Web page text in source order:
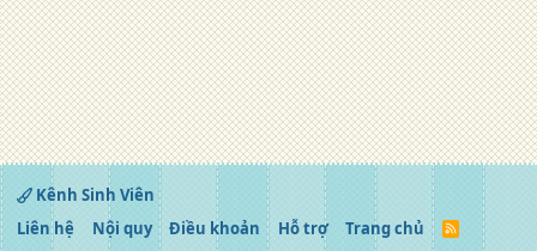
Kênh Sinh Viên
Liên hệ
Nội quy Điều khoản Hỗ trợ Trang chủ
R